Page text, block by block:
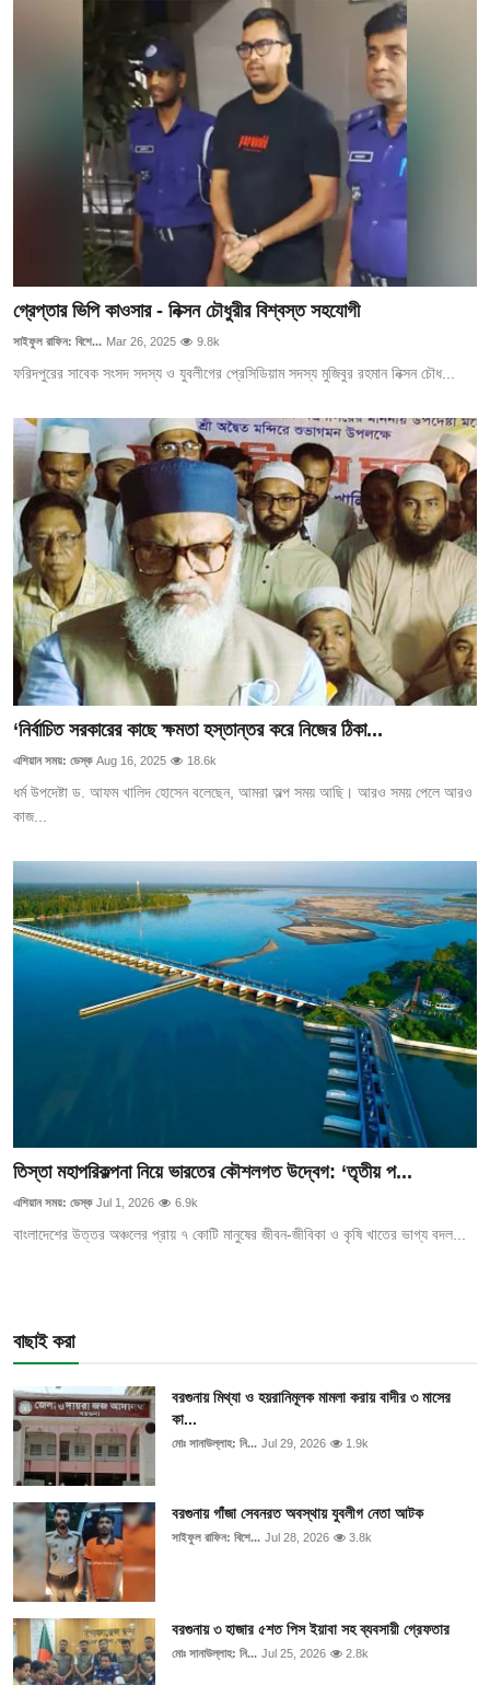
গ্রেপ্তার ভিপি কাওসার - নিক্সন চৌধুরীর বিশ্বস্ত সহযোগী
সাইফুল রাফিন: বিশে... Mar 26, 2025 9.8k
ফরিদপুরের সাবেক সংসদ সদস্য ও যুবলীগের প্রেসিডিয়াম সদস্য মুজিবুর রহমান নিক্সন চৌধ...
‘নির্বাচিত সরকারের কাছে ক্ষমতা হস্তান্তর করে নিজের ঠিকা...
এশিয়ান সময়: ডেস্ক Aug 16, 2025 18.6k
ধর্ম উপদেষ্টা ড. আফম খালিদ হোসেন বলেছেন, আমরা অল্প সময় আছি। আরও সময় পেলে আরও
কাজ...
তিস্তা মহাপরিকল্পনা নিয়ে ভারতের কৌশলগত উদ্বেগ: ‘তৃতীয় প...
এশিয়ান সময়: ডেস্ক Jul 1, 2026 6.9k
বাংলাদেশের উত্তর অঞ্চলের প্রায় ৭ কোটি মানুষের জীবন-জীবিকা ও কৃষি খাতের ভাগ্য বদল...
বাছাই করা
বরগুনায় মিথ্যা ও হয়রানিমূলক মামলা করায় বাদীর ৩ মাসের
কা...
মোঃ সানাউল্লাহ: নি... Jul 29, 2026 1.9k
বরগুনায় গাঁজা সেবনরত অবস্থায় যুবলীগ নেতা আটক
সাইফুল রাফিন: বিশে... Jul 28, 2026 3.8k
বরগুনায় ৩ হাজার ৫শত পিস ইয়াবা সহ ব্যবসায়ী গ্রেফতার
মোঃ সানাউল্লাহ: নি... Jul 25, 2026 2.8k